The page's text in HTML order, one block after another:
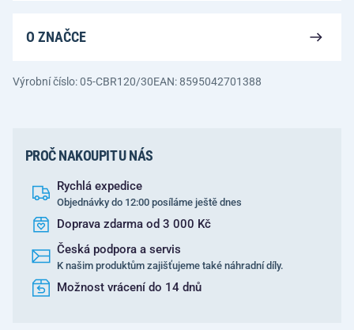
O ZNAČCE
Výrobní číslo: 05-CBR120/30EAN: 8595042701388
PROČ NAKOUPIT U NÁS
Rychlá expedice
Objednávky do 12:00 posíláme ještě dnes
Doprava zdarma od 3 000 Kč
Česká podpora a servis
K našim produktům zajišťujeme také náhradní díly.
Možnost vrácení do 14 dnů